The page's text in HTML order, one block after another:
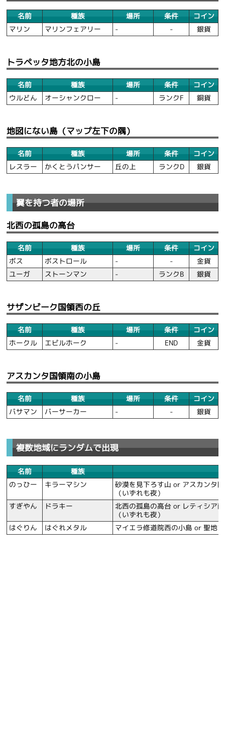
名前 種族 場所 条件
コイン
マリン
マリンフェアリー - - 銀貨
トラペッタ地方北の小島
名前 種族 場所 条件
コイン
ウルどん
オーシャンクロー - ランクF 銅貨
地図にない島（マップ左下の隅）
名前 種族 場所 条件
コイン
レスラー
かくとうパンサー 丘の上 ランクD 銀貨
翼を持つ者の場所
北西の孤島の高台
名前 種族 場所 条件
コイン
ボス
ボストロール - -
金貨
ユーガ
ストーンマン - ランクB 銀貨
サザンビーク国領西の丘
名前 種族 場所 条件
コイン
ホークル
エビルホーク - END 金貨
アスカンタ国領南の小島
名前 種族 場所 条件
コイン
バサマン
バーサーカー - - 銀貨
複数地域にランダムで出現
名前 種族
のっひー
キラーマシン
砂漠を見下ろす山 or アスカンタ
（いずれも夜）
すぎやん
ドラキー
北西の孤島の高台 or レティシア
（いずれも夜）
はぐりん
はぐれメタル マイエラ修道院西の小島 or 聖地